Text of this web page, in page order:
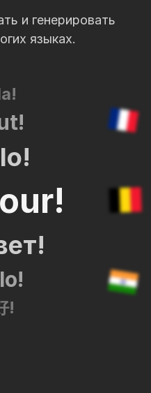
и генерировать
языках.
!